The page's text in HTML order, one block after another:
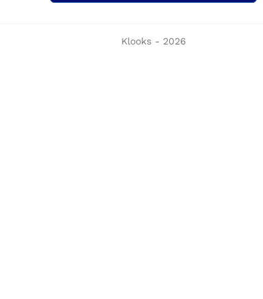
Klooks - 2026